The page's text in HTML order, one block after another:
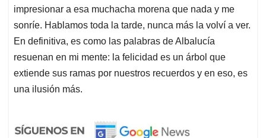
impresionar a esa muchacha morena que nada y me
sonríe. Hablamos toda la tarde, nunca más la volví a ver.
En definitiva, es como las palabras de Albalucía
resuenan en mi mente: la felicidad es un árbol que
extiende sus ramas por nuestros recuerdos y en eso, es
una ilusión más.